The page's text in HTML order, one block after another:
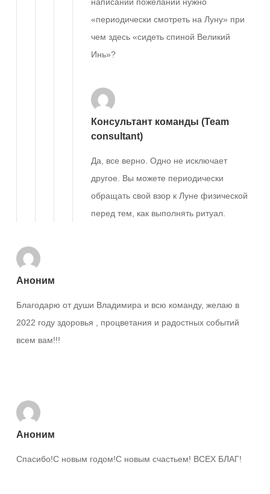
«периодически смотреть на Луну» при
чем здесь «сидеть спиной Великий
Инь»?
Консультант команды (Team
consultant)
Да, все верно. Одно не исключает
другое. Вы можете периодически
обращать свой взор к Луне физической
перед тем, как выполнять ритуал.
Аноним
Благодарю от души Владимира и всю команду, желаю в
2022 году здоровья , процветания и радостных событий
всем вам!!!
Аноним
Спасибо!С новым годом!С новым счастьем! ВСЕХ БЛАГ!